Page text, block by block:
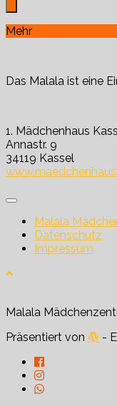
Mehr
Das Malala ist eine
1. Mädchenhaus
Annastr. 9
34119 Kassel
Malala
Datenschutz
Impressum
Malala
Präsentiert von
-